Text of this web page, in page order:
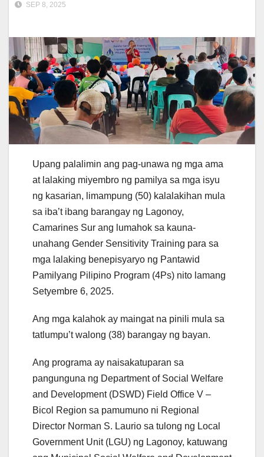
SEP 8, 2025
Upang palalimin ang pag-unawa ng mga ama
at lalaking miyembro ng pamilya sa mga isyu
ng kasarian, limampung (50) kalalakihan mula
sa iba’t ibang barangay ng Lagonoy,
Camarines Sur ang lumahok sa kauna-
unahang Gender Sensitivity Training para sa
mga lalaking benepisyaryo ng Pantawid
Pamilyang Pilipino Program (4Ps) nito lamang
Setyembre 6, 2025.
Ang mga kalahok ay maingat na pinili mula sa
tatlumpu’t walong (38) barangay ng bayan.
Ang programa ay naisakatuparan sa
pangunguna ng Department of Social Welfare
and Development (DSWD) Field Office V –
Bicol Region sa pamumuno ni Regional
Director Norman S. Laurio sa tulong ng Local
Government Unit (LGU) ng Lagonoy, katuwang